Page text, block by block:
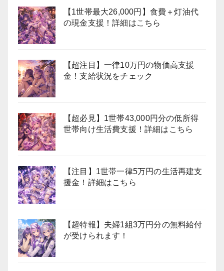
【1世帯最大26,000円】食費＋灯油代
の現金支援！詳細はこちら
【超注目】一律10万円の物価高支援
金！支給状況をチェック
【超必見】1世帯43,000円分の低所得
世帯向け生活費支援！詳細はこちら
【注目】1世帯一律5万円の生活再建支
援金！詳細はこちら
【超特報】夫婦1組3万円分の無料給付
が受けられます！